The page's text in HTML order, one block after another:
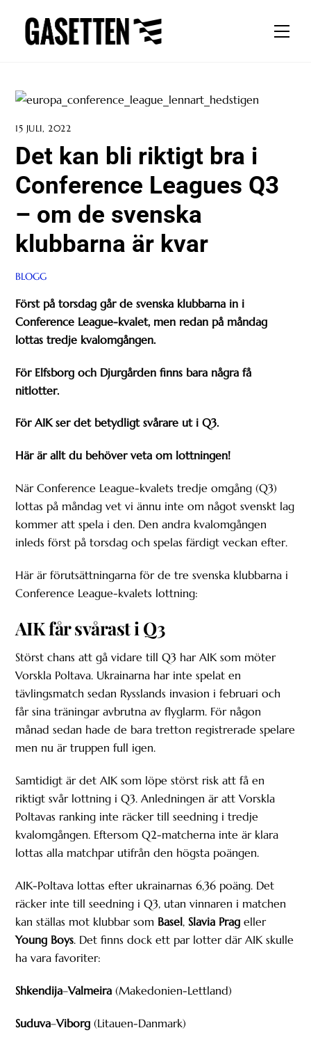
content
15 JULI, 2022
Det kan bli riktigt bra i
Conference Leagues Q3
– om de svenska
klubbarna är kvar
BLOGG
Först på torsdag går de svenska klubbarna in i
Conference League-kvalet, men redan på måndag
lottas tredje kvalomgången.
För Elfsborg och Djurgården finns bara några få
nitlotter.
För AIK ser det betydligt svårare ut i Q3.
Här är allt du behöver veta om lottningen!
När Conference League-kvalets tredje omgång (Q3)
lottas på måndag vet vi ännu inte om något svenskt lag
kommer att spela i den. Den andra kvalomgången
inleds först på torsdag och spelas färdigt veckan efter.
Här är förutsättningarna för de tre svenska klubbarna i
Conference League-kvalets lottning:
AIK får svårast i Q3
Störst chans att gå vidare till Q3 har AIK som möter
Vorskla Poltava. Ukrainarna har inte spelat en
tävlingsmatch sedan Rysslands invasion i februari och
får sina träningar avbrutna av flyglarm. För någon
månad sedan hade de bara tretton registrerade spelare
men nu är truppen full igen.
Samtidigt är det AIK som löpe störst risk att få en
riktigt svår lottning i Q3. Anledningen är att Vorskla
Poltavas ranking inte räcker till seedning i tredje
kvalomgången. Eftersom Q2-matcherna inte är klara
lottas alla matchpar utifrån den högsta poängen.
AIK-Poltava lottas efter ukrainarnas 6,36 poäng. Det
räcker inte till seedning i Q3, utan vinnaren i matchen
kan ställas mot klubbar som Basel,Slavia Prag eller
Young Boys. Det finns dock ett par lotter där AIK skulle
ha vara favoriter:
Shkendija–Valmeira (Makedonien-Lettland)
Suduva–Viborg (Litauen-Danmark)